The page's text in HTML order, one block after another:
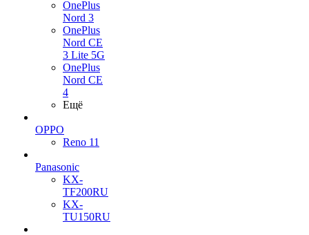
OnePlus
Nord 3
OnePlus
Nord CE
3 Lite 5G
OnePlus
Nord CE
4
Ещё
OPPO
Reno 11
Panasonic
KX-
TF200RU
KX-
TU150RU